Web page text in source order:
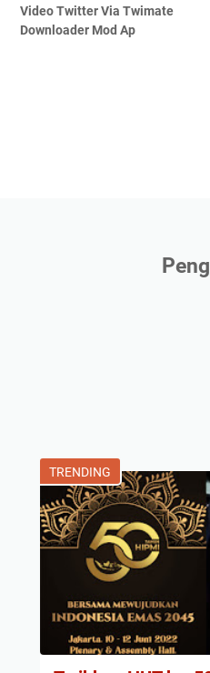
Video Twitter Via Twimate
Downloader Mod Ap
TRENDING